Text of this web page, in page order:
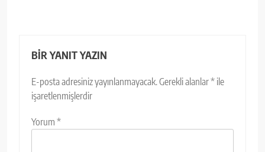
BIR YANIT YAZIN
E-posta adresiniz yayınlanmayacak.Gerekli alanlar* ile
işaretlenmişlerdir
Yorum *